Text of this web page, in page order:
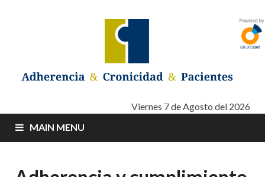
Adherencia –
Cronicidad –
Pacientes
Adherencia – Cronicidad – PacientesViernes 7 de Agosto del 2026
MAIN MENU